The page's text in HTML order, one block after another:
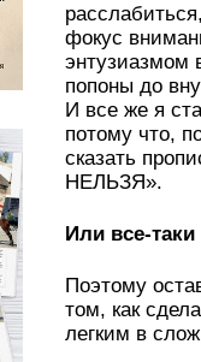
фокус
энтузиазмом
попоны до
И все же я
потому что,
сказать
НЕЛЬЗЯ».
Или все-
Поэтому
том, как
легким в